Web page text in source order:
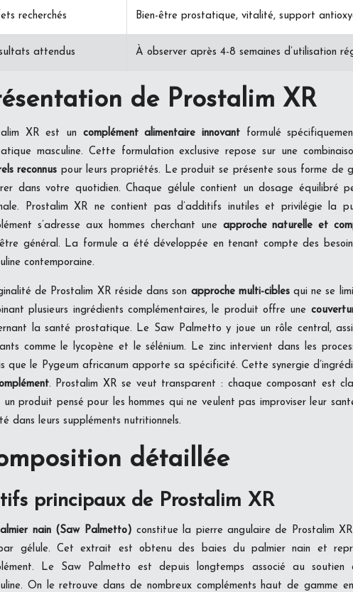
recherchés Bien-être prostatique, vitalité, support
attendus À observer après 4-8 semaines d’utilisation
de Prostalim XR
XR est un complément alimentaire innovant formulé
masculine. Cette formulation exclusive repose sur une
reconnus pour leurs propriétés. Le produit se présente sous forme de
dans votre quotidien. Chaque gélule contient un dosage équilibré
Prostalim XR ne contient pas d’additifs inutiles et privilégie la
s’adresse aux hommes cherchant une approche naturelle et
être général. La formule a été développée en tenant compte des
contemporaine.
de Prostalim XR réside dans son approche multi-ciblesqui ne se
plusieurs ingrédients complémentaires, le produit offre une
la santé prostatique. Le Saw Palmetto y joue un rôle central,
comme le lycopène et le sélénium. Le zinc intervient dans les
que le Pygeum africanum apporte sa spécificité. Cette synergie
. Prostalim XR se veut transparent : chaque composant est
un produit pensé pour les hommes qui ne veulent pas improviser leur
dans leurs suppléments nutritionnels.
détaillée
principaux de Prostalim XR
nain (Saw Palmetto) constitue la pierre angulaire de Prostalim
gélule. Cet extrait est obtenu des baies du palmier nain et
Le Saw Palmetto est depuis longtemps associé au
On le retrouve dans de nombreux compléments haut de gamme